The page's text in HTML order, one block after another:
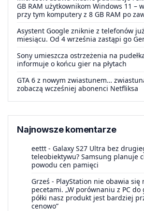
GB RAM użytkownikom Windows 11 –
przy tym komputery z 8 GB RAM po
Asystent Google zniknie z telefonów
miesiącu. Od 4 września zastąpi go
Sony umieszcza ostrzeżenia na
informuje o końcu gier na płytach
GTA 6 z nowym zwiastunem…
zobaczą wcześniej abonenci Netfliksa
Najnowsze komentarze
eettt - Galaxy S27 Ultra bez
teleobiektywu? Samsung planuje
powodu cen pamięci
Grześ - PlayStation nie obawia się
pecetami. „W porównaniu z PC
półki nasz produkt jest bardziej
cenowo”